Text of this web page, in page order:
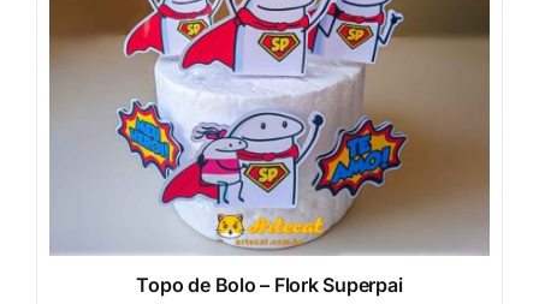
Topo de Bolo – Flork Superpai